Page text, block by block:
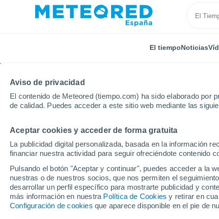
Aviso de privacidad
El contenido de Meteored (tiempo.com) ha sido elaborado por
de calidad. Puedes acceder a este sitio web mediante las
Aceptar cookies y acceder de forma gratuita
La publicidad digital personalizada, basada en la información
financiar nuestra actividad para seguir ofreciéndote contenido
Pulsando el botón "Aceptar y continuar", puedes acceder a la
nuestras o de nuestros socios, que nos permiten el
desarrollar un perfil específico para mostrarte publicidad y
más información en nuestra Política de Cookies y retirar en
Configuración de cookies que aparece disponible en el pie de
El tiempoNoticias
Inicio Australia Queensland Glencoe
El Tiempo en Glencoe
12:23 Viernes